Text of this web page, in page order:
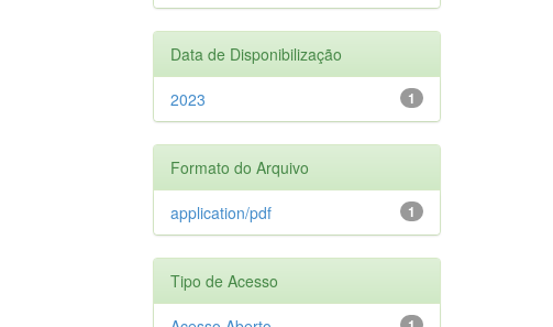
Data de Disponibilização
1
2023
Formato do Arquivo
1
application/pdf
Tipo de Acesso